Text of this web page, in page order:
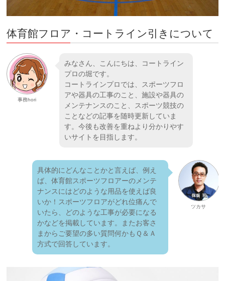
体育館フロア・コートライン引きについて
事務hori
みなさん、こんにちは、コートライン
プロの堀です。
コートラインプロでは、スポーツフロ
アや器具の工事のこと、施設や器具の
メンテナンスのこと、スポーツ競技の
ことなどの記事を随時更新していま
す。今後も改善を重ねより分かりやす
いサイトを目指します。
ツカサ
具体的にどんなことかと言えば、例え
ば、体育館スポーツフロアーのメンテ
ナンスにはどのような用品を使えば良
いか！スポーツフロアがどれ位痛んで
いたら、どのような工事が必要になる
かなどを掲載しています。またお客さ
まからご要望の多い質問何かもＱ＆Ａ
方式で回答しています。